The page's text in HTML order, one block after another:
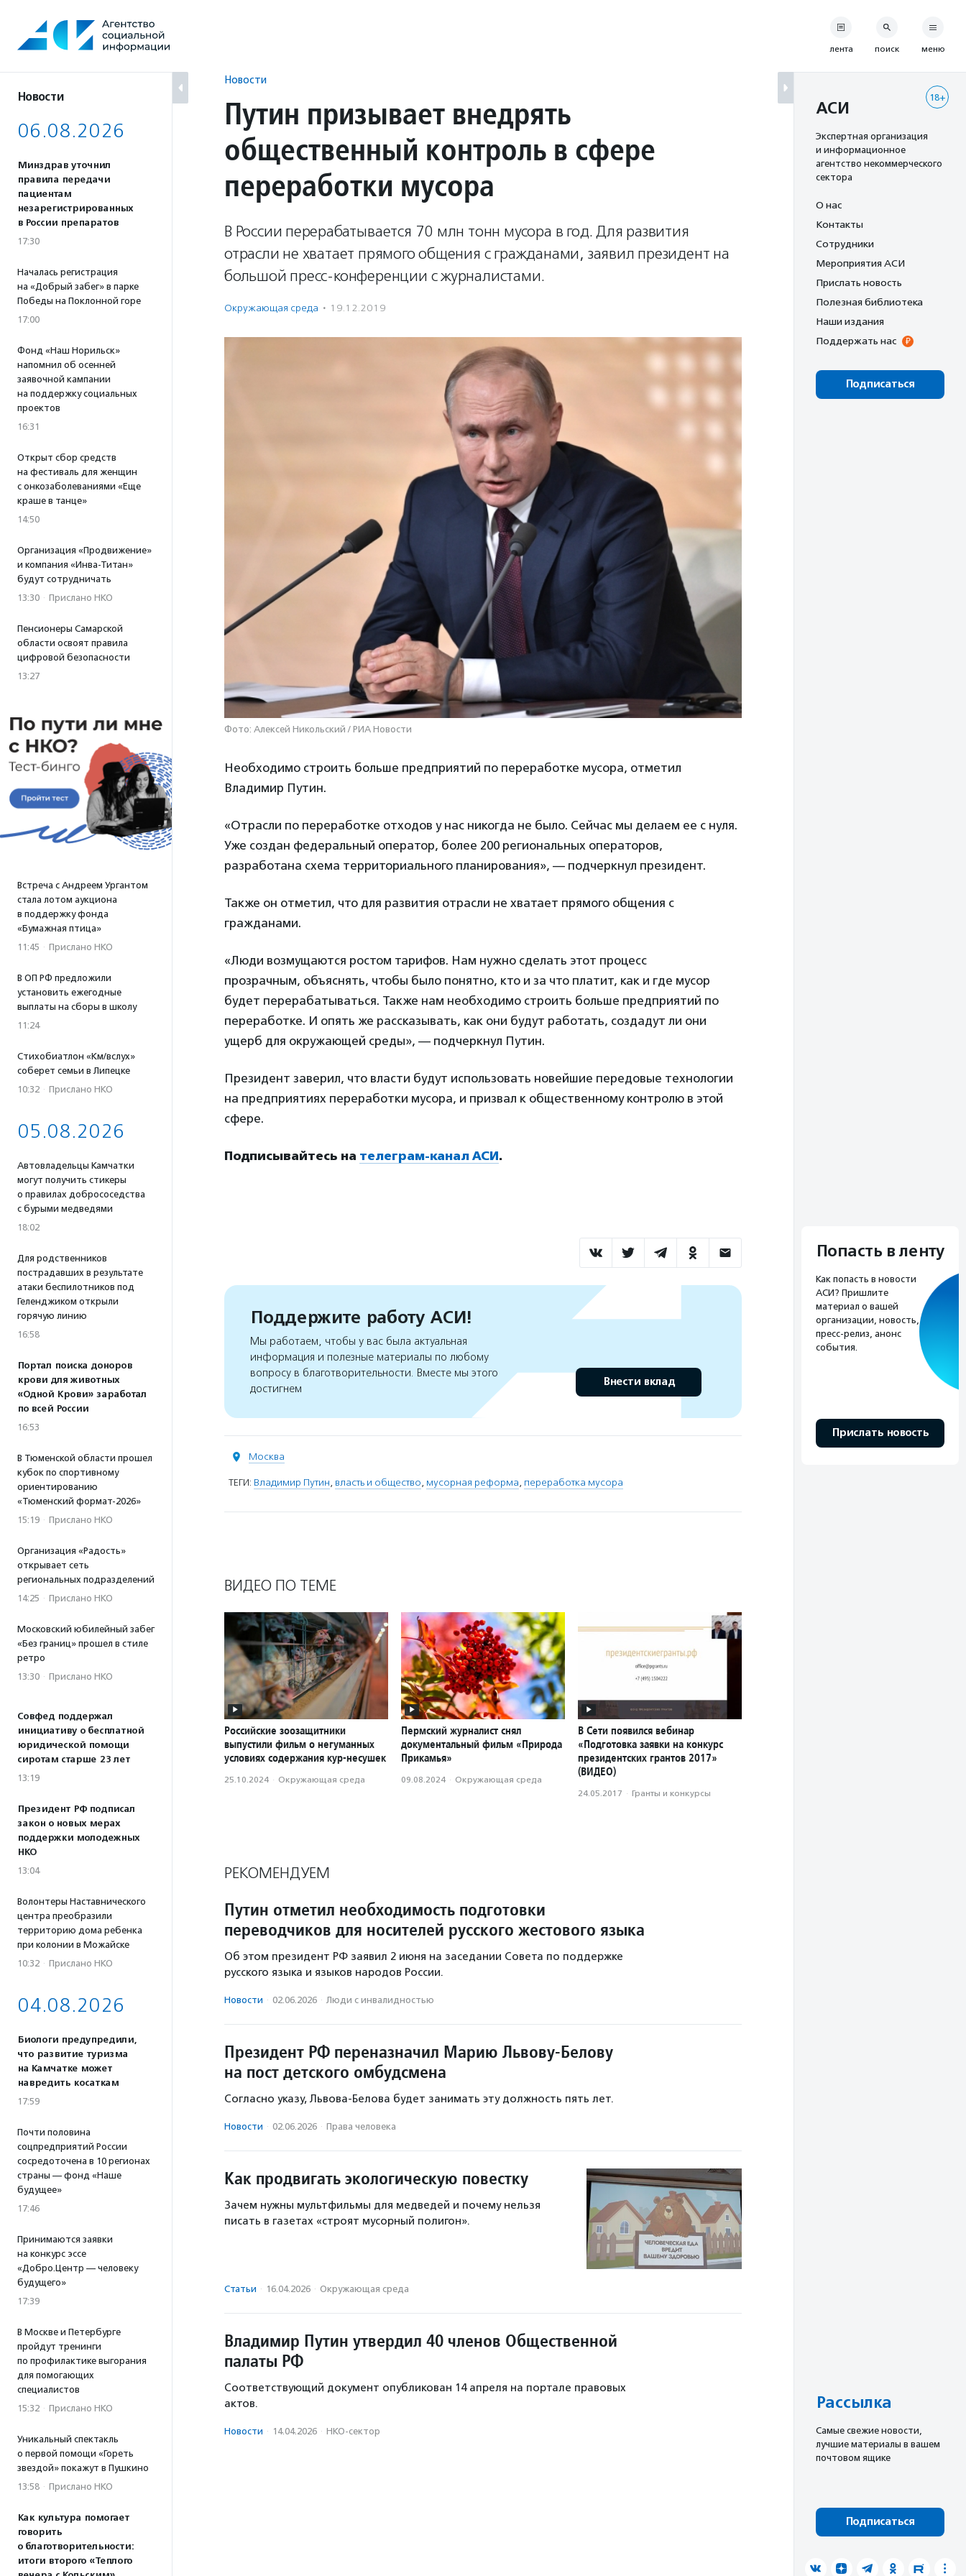
содержанию
Новости
06.08.2026
Минздрав уточнил
правила передачи
пациентам
незарегистрированных
в России препаратов
17:30
Началась регистрация
на «Добрый забег» в парке
Победы на Поклонной горе
17:00
Фонд «Наш Норильск»
напомнил об осенней
заявочной кампании
на поддержку социальных
проектов
16:31
Открыт сбор средств
на фестиваль для женщин
с онкозаболеваниями «Еще
краше в танце»
14:50
Организация «Продвижение»
и компания «Инва-Титан»
будут сотрудничать
13:30 · Прислано НКО
Пенсионеры Самарской
области освоят правила
цифровой безопасности
13:27
Встреча с Андреем Ургантом
стала лотом аукциона
в поддержку фонда
«Бумажная птица»
11:45 · Прислано НКО
В ОП РФ предложили
установить ежегодные
выплаты на сборы в школу
11:24
Стихобиатлон «Км/вслух»
соберет семьи в Липецке
10:32 · Прислано НКО
05.08.2026
Автовладельцы Камчатки
могут получить стикеры
о правилах добрососедства
с бурыми медведями
18:02
Для родственников
пострадавших в результате
атаки беспилотников под
Геленджиком открыли
горячую линию
16:58
Портал поиска доноров
крови для животных
«Одной Крови» заработал
по всей России
16:53
В Тюменской области прошел
кубок по спортивному
ориентированию
«Тюменский формат-2026»
15:19 · Прислано НКО
Организация «Радость»
открывает сеть
региональных подразделений
14:25 · Прислано НКО
Московский юбилейный забег
«Без границ» прошел в стиле
ретро
13:30 · Прислано НКО
Совфед поддержал
инициативу о бесплатной
юридической помощи
сиротам старше 23 лет
13:19
Президент РФ подписал
закон о новых мерах
поддержки молодежных
НКО
13:04
Волонтеры Наставнического
центра преобразили
территорию дома ребенка
при колонии в Можайске
10:32 · Прислано НКО
04.08.2026
Биологи предупредили,
что развитие туризма
на Камчатке может
навредить косаткам
17:59
Почти половина
соцпредприятий России
сосредоточена в 10 регионах
страны — фонд «Наше
будущее»
17:46
Принимаются заявки
на конкурс эссе
«Добро.Центр — человеку
будущего»
17:39
В Москве и Петербурге
пройдут тренинги
по профилактике выгорания
для помогающих
специалистов
15:32 · Прислано НКО
Уникальный спектакль
о первой помощи «Гореть
звездой» покажут в Пушкино
13:58 · Прислано НКО
Как культура помогает
говорить
о благотворительности:
итоги второго «Теплого
Новости
Путин призывает внедрять
общественный контроль в сфере
переработки мусора
В России перерабатывается 70 млн тонн мусора в год. Для развития
отрасли не хватает прямого общения с гражданами, заявил президент на
большой пресс-конференции с журналистами.
Окружающая среда · 19.12.2019
Фото: Алексей Никольский / РИА Новости
Необходимо строить больше предприятий по переработке мусора, отметил
Владимир Путин.
«Отрасли по переработке отходов у нас никогда не было. Сейчас мы делаем ее с нуля.
Уже создан федеральный оператор, более 200 региональных операторов,
разработана схема территориального планирования», — подчеркнул президент.
Также он отметил, что для развития отрасли не хватает прямого общения с
гражданами.
«Люди возмущаются ростом тарифов. Нам нужно сделать этот процесс
прозрачным, объяснять, чтобы было понятно, кто и за что платит, как и где мусор
будет перерабатываться. Также нам необходимо строить больше предприятий по
переработке. И опять же рассказывать, как они будут работать, создадут ли они
ущерб для окружающей среды», — подчеркнул Путин.
Президент заверил, что власти будут использовать новейшие передовые технологии
на предприятиях переработки мусора, и призвал к общественному контролю в этой
сфере.
Подписывайтесь на телеграм-канал АСИ.
Поддержите работу АСИ!
Мы работаем, чтобы у вас была актуальная
информация и полезные материалы по любому
вопросу в благотворительности. Вместе мы этого
достигнем
Внести вклад
Москва
ТЕГИ: Владимир Путин, власть и общество, мусорная реформа, переработка мусора
ВИДЕО ПО ТЕМЕ
Российские зоозащитники
выпустили фильм о негуманных
условиях содержания кур-несушек
25.10.2024 · Окружающая среда
Пермский журналист снял
документальный фильм «Природа
Прикамья»
09.08.2024 · Окружающая среда
В Сети появился вебинар
«Подготовка заявки на конкурс
президентских грантов 2017»
(ВИДЕО)
24.05.2017 · Гранты и конкурсы
РЕКОМЕНДУЕМ
Путин отметил необходимость подготовки
переводчиков для носителей русского жестового языка
Об этом президент РФ заявил 2 июня на заседании Совета по поддержке
русского языка и языков народов России.
Новости · 02.06.2026 · Люди с инвалидностью
Президент РФ переназначил Марию Львову-Белову
на пост детского омбудсмена
Согласно указу, Львова-Белова будет занимать эту должность пять лет.
Новости · 02.06.2026 · Права человека
Как продвигать экологическую повестку
Зачем нужны мультфильмы для медведей и почему нельзя
писать в газетах «строят мусорный полигон».
Статьи · 16.04.2026 · Окружающая среда
Владимир Путин утвердил 40 членов Общественной
палаты РФ
Соответствующий документ опубликован 14 апреля на портале правовых
актов.
Новости · 14.04.2026 · НКО-сектор
лента поиск меню
18+
АСИ
Экспертная организация
и информационное
агентство некоммерческого
сектора
О нас
Контакты
Сотрудники
Мероприятия АСИ
Прислать новость
Полезная библиотека
Наши издания
Поддержать нас
Подписаться
Попасть в ленту
Как попасть в новости
АСИ? Пришлите
материал о вашей
организации, новость,
пресс-релиз, анонс
события.
Прислать новость
Рассылка
Cамые свежие новости,
лучшие материалы в вашем
почтовом ящике
Подписаться